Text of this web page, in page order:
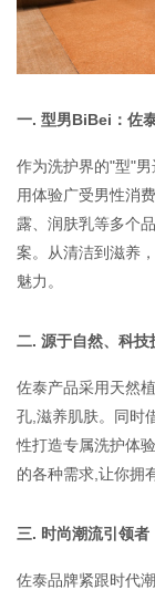
一. 型男BiBei：佐
作为洗护界的"型"
用体验广受男性消
露、润肤乳等多个
案。从清洁到滋养
魅力。
二. 源于自然、科
佐泰产品采用天然
孔,滋养肌肤。同时
性打造专属洗护体
的各种需求,让你拥
三. 时尚潮流引领
佐泰品牌紧跟时代